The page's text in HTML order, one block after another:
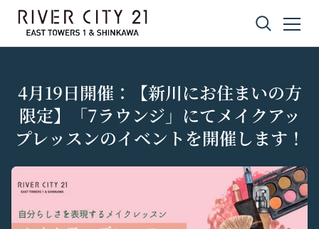
4月19日開催：【新川にお住まいの方
限定】「7ラウンジ」にてメイクアッ
プレッスンのイベントを開催します！